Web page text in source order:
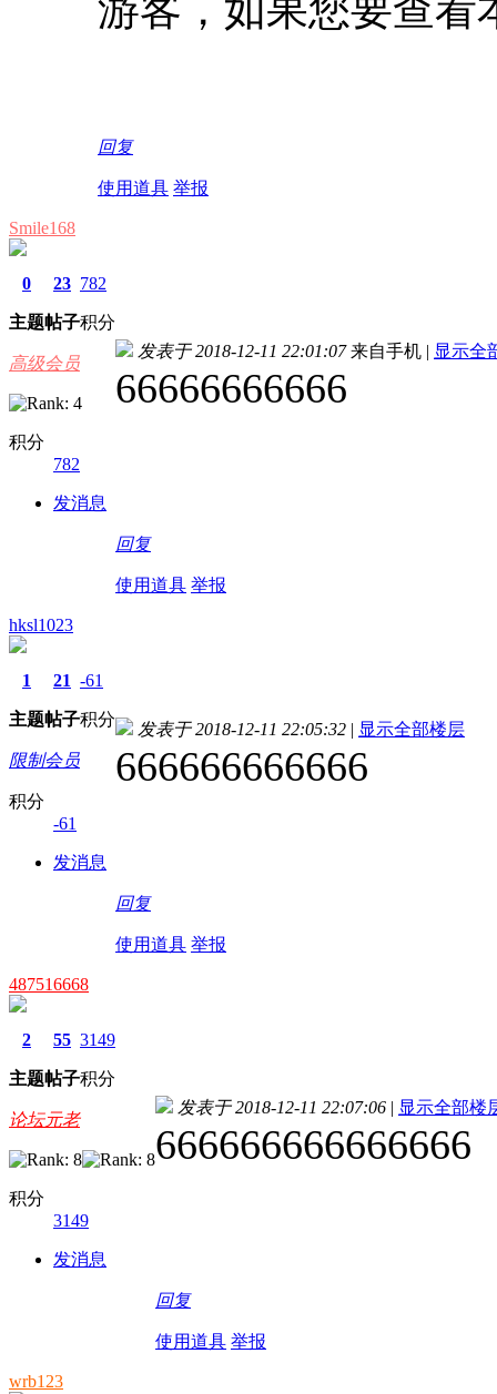
游客，如果您要查看
回复
使用道具 举报
Smile168
0
主题
23
帖子
782
积分
高级会员
积分
782
发消息
发表于 2018-12-11 22:01:07 来自手机 | 显示全
66666666666
回复
使用道具 举报
hksl1023
1
主题
21
帖子
-61
积分
限制会员
积分
-61
发消息
发表于 2018-12-11 22:05:32 | 显示全部楼层
666666666666
回复
使用道具 举报
487516668
2
主题
55
帖子
3149
积分
论坛元老
积分
3149
发消息
发表于 2018-12-11 22:07:06 | 显示全部楼
666666666666666
回复
使用道具 举报
wrb123